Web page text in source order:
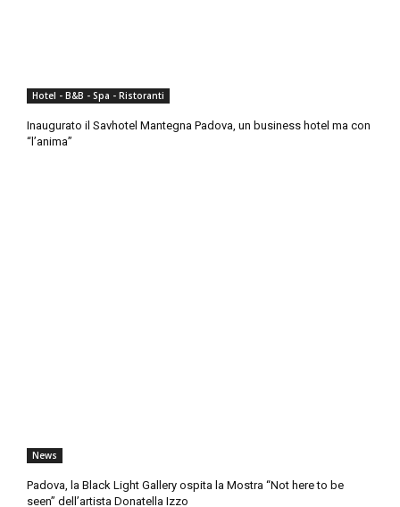
Hotel - B&B - Spa - Ristoranti
Inaugurato il Savhotel Mantegna Padova, un business hotel ma con
“l’anima”
News
Padova, la Black Light Gallery ospita la Mostra “Not here to be
seen” dell’artista Donatella Izzo